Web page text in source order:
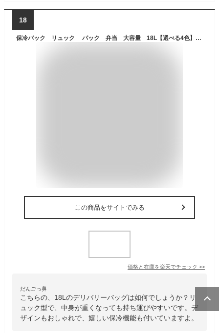
18
保冷バック リュック パック 弁当 大容量 18L【選べる4色】男女兼用 デリバリーバッグ 防水 配達バッグ リュック クーラーバッグ カバン おしゃれ 防水 保冷 保温 買い物用 提げ＆肩がけ お花見 ピクニック 運動会【送料無料】
この商品をサイトでみる
価格と在庫を楽天でチェック >>
だんごっ鼻
こちらの、18Lのデリバリーバッグは如何でしょうか？リ
ュック型で、中身が重くなっても持ち運びやすいです。デ
ザインもおしゃれで、嬉しい保冷機能も付いていますよ。